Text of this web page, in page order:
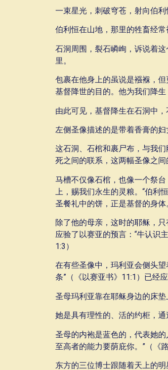
一束星光，刺破穹苍，射向伯
伯利恒在山地，那里的牲畜经
石洞周围，裂石嶙峋，诉说着
里。
包裹在他身上的虽说是襁褓，
基督降世的目的。他为我们降生
由此可见，基督降生在石洞中
左侧圣像描述的是带着香膏的妇
这石洞、石棺和裹尸布，与我
死之间的联系，这两幅圣像之间
马槽不仅像石棺，也像一个祭
上，赐我们永生的灵粮。“伯利
圣餐礼中的饼，正是基督的身体
除了他的母亲，这时的耶稣，
应验了以赛亚的预言：“牛认识
1:3）
在有些圣像中，玛利亚会侧头
条”（《以赛亚书》11:1）已经应
圣母玛利亚靠在耶稣身边的床
她是具有理性的、活的约柜，
圣母的内袍是蓝色的，代表她
至高者的能力要荫庇你。”（《
东方的三位博士跟随着天上的